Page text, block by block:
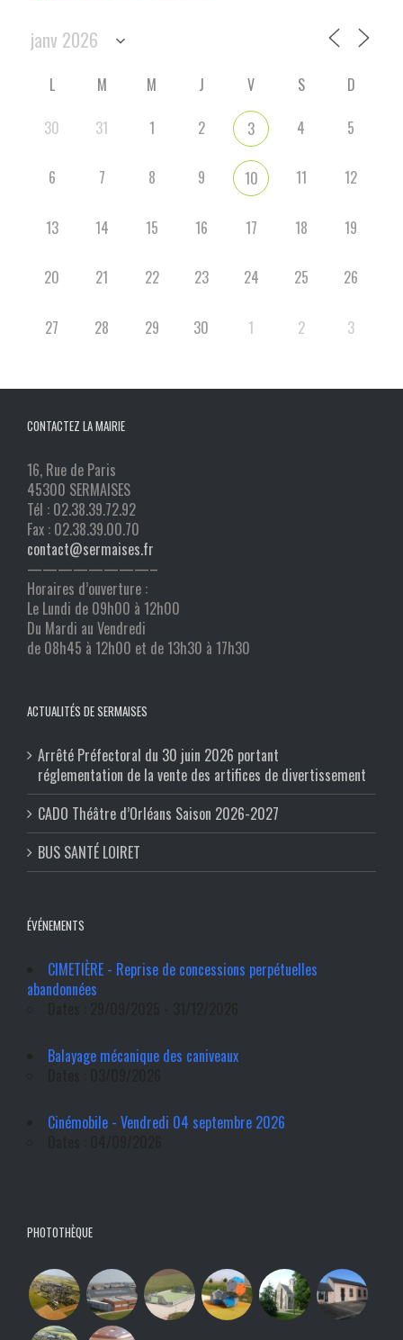
L M M J V S
D
30
31 1 2 3 4 5
6 7 8 9 10 11 12
13 14 15 16 17 18 19
20 21 22 23 24 25 26
27 28 29 30 1 2 3
CONTACTEZ LA MAIRIE
16, Rue de Paris
45300 SERMAISES
Tél : 02.38.39.72.92
Fax : 02.38.39.00.70
contact@sermaises.fr
————————–
Horaires d’ouverture :
Le Lundi de 09h00 à 12h00
Du Mardi au Vendredi
de 08h45 à 12h00 et de 13h30 à 17h30
ACTUALITÉS DE SERMAISES
Arrêté Préfectoral du 30 juin 2026 portant
réglementation de la vente des artifices de divertissement
CADO Théâtre d’Orléans Saison 2026-2027
BUS SANTÉ LOIRET
ÉVÉNEMENTS
CIMETIÈRE - Reprise de concessions perpétuelles
abandonnées
Balayage mécanique des caniveaux
Cinémobile - Vendredi 04 septembre 2026
PHOTOTHÈQUE